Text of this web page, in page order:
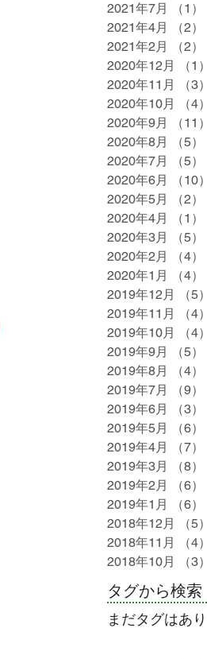
2021年7月
（1）
2021年4月
（2）
2021年2月
（2）
2020年12月
（1）
2020年11月
（3）
2020年10月
（4）
2020年9月
（11）
2020年8月
（5）
2020年7月
（5）
2020年6月
（10）
2020年5月
（2）
2020年4月
（1）
2020年3月
（5）
2020年2月
（4）
2020年1月
（4）
2019年12月
（5）
2019年11月
（4）
2019年10月
（4）
2019年9月
（5）
2019年8月
（4）
2019年7月
（9）
2019年6月
（3）
2019年5月
（6）
2019年4月
（7）
2019年3月
（8）
2019年2月
（6）
2019年1月
（6）
2018年12月
（5）
2018年11月
（4）
2018年10月
（3）
タグから検索
まだタグはあり